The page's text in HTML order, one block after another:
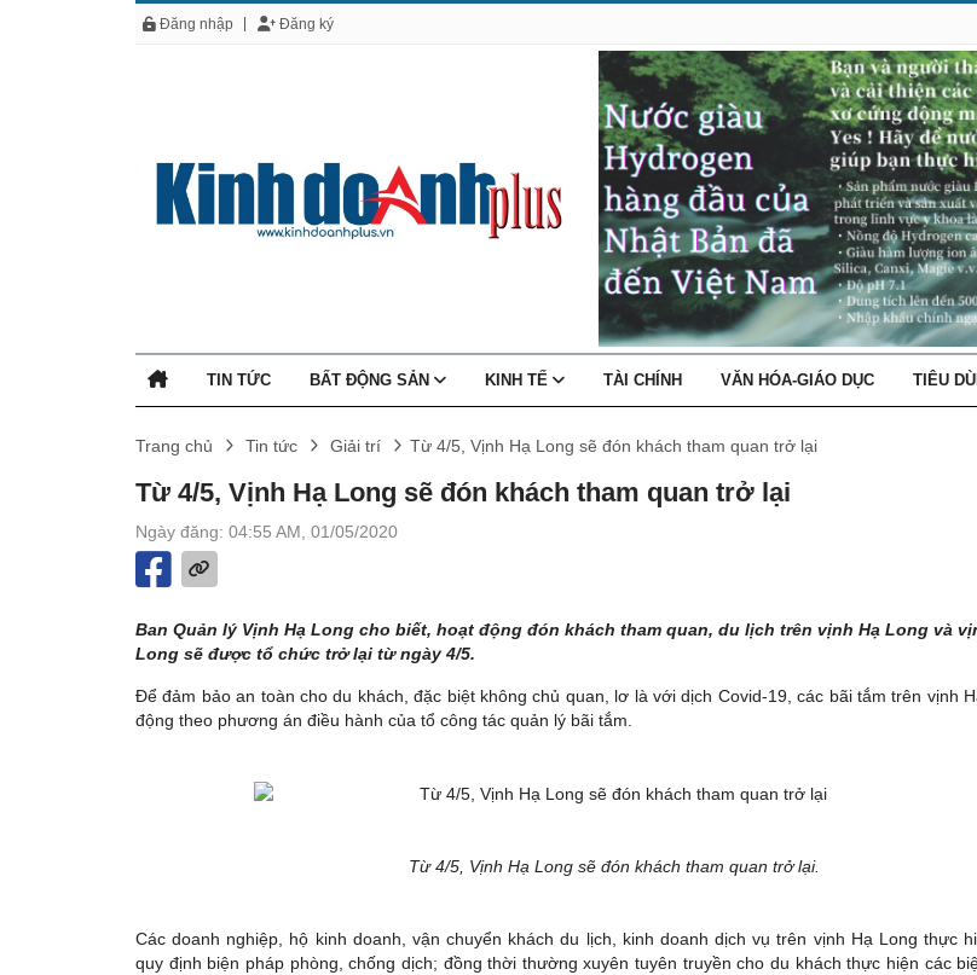
Đăng nhập Đăng ký
TIN TỨC BẤT ĐỘNG SẢN KINH TẾ TÀI CHÍNH VĂN HÓA-GIÁO DỤC TIÊU
Trang chủ Tin tức Giải trí Từ 4/5, Vịnh Hạ Long sẽ đón khách tham quan trở lại
Từ 4/5, Vịnh Hạ Long sẽ đón khách tham quan trở lại
Ngày đăng: 04:55 AM, 01/05/2020
Ban Quản lý Vịnh Hạ Long cho biết, hoạt động đón khách tham quan, du lịch trên vịnh Hạ Long và
Long sẽ được tổ chức trở lại từ ngày 4/5.
Để đảm bảo an toàn cho du khách, đặc biệt không chủ quan, lơ là với dịch Covid-19, các bãi tắm trên vịnh
động theo phương án điều hành của tổ công tác quản lý bãi tắm.
Từ 4/5, Vịnh Hạ Long sẽ đón khách tham quan trở lại.
Các doanh nghiệp, hộ kinh doanh, vận chuyển khách du lịch, kinh doanh dịch vụ trên vịnh Hạ Long thực
quy định biện pháp phòng, chống dịch; đồng thời thường xuyên tuyên truyền cho du khách thực hiện các